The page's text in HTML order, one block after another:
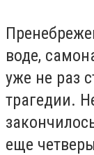
воде,
уже не раз
трагедии.
еще